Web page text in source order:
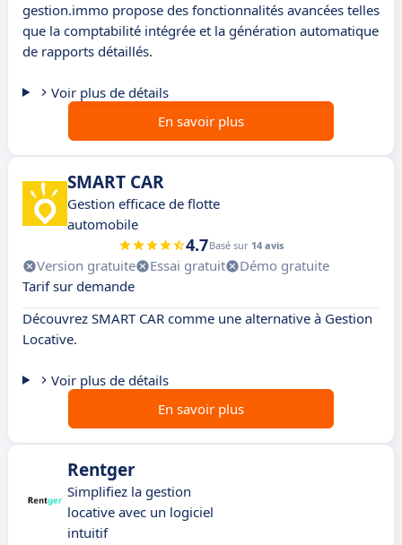
gestion.immo propose des fonctionnalités avancées telles
que la comptabilité intégrée et la génération automatique
de rapports détaillés.
Voir plus de détails
En savoir plus
SMART CAR
Gestion efficace de flotte
automobile
4.7Basé sur 14 avis
Version gratuite Essai gratuit
Démo gratuite
Tarif sur demande
Découvrez SMART CAR comme une alternative à Gestion
Locative.
Voir plus de détails
En savoir plus
Rentger
Simplifiez la gestion
locative avec un logiciel
intuitif